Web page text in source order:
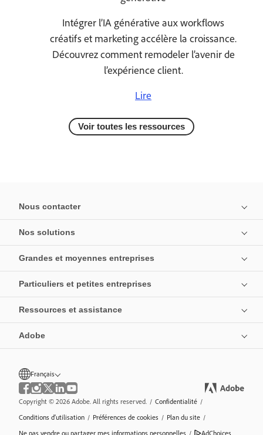
Intégrer l’IA générative aux workflows
créatifs et marketing accélère la croissance.
Découvrez comment remodeler l’avenir de
l’expérience client.
Lire
Voir toutes les ressources
Nous contacter
Nos solutions
Grandes et moyennes entreprises
Particuliers et petites entreprises
Ressources et assistance
Adobe
Français
Copyright © 2026 Adobe. All rights reserved. / Confidentialité /
Conditions d’utilisation / Préférences de cookies / Plan du site /
Ne pas vendre ou partager mes informations personnelles / AdChoices